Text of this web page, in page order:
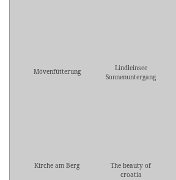
Mövenfütterung
Lindleinsee
Sonnenuntergang
Kirche am Berg
The beauty of
croatia